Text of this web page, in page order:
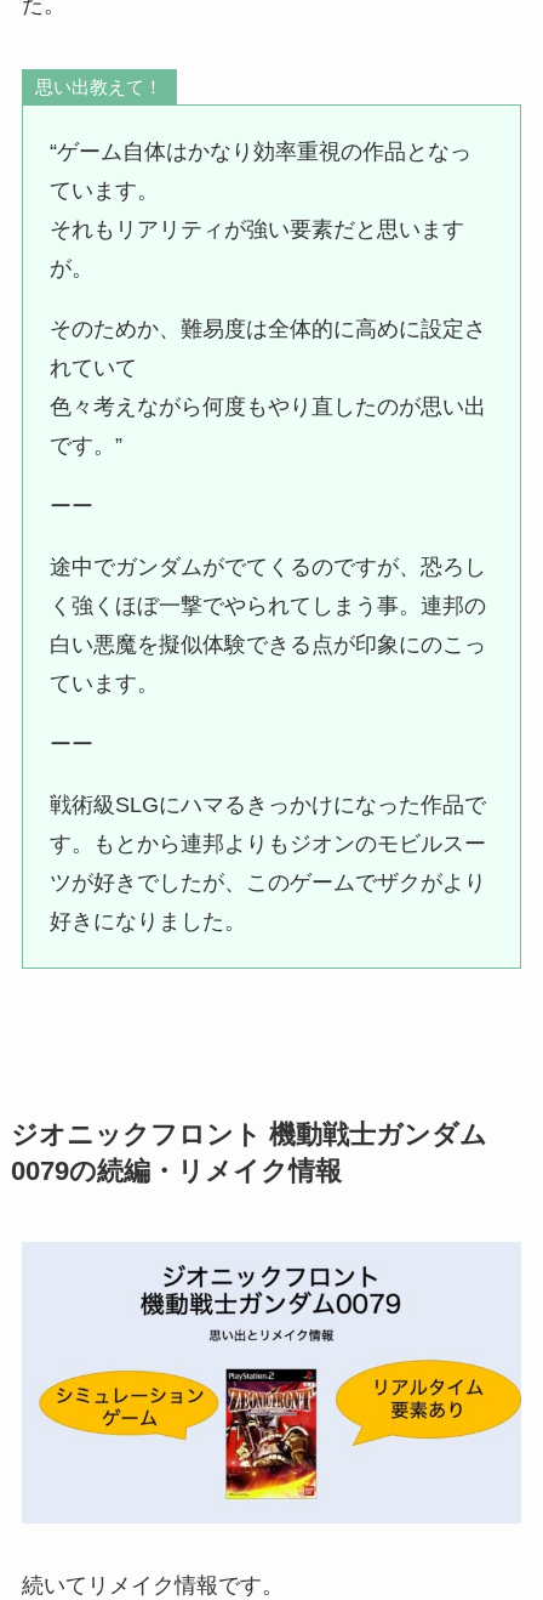
た。
思い出教えて！
“ゲーム自体はかなり効率重視の作品となっ
ています。
それもリアリティが強い要素だと思います
が。
そのためか、難易度は全体的に高めに設定さ
れていて
色々考えながら何度もやり直したのが思い出
です。”
ーー
途中でガンダムがでてくるのですが、恐ろし
く強くほぼ一撃でやられてしまう事。連邦の
白い悪魔を擬似体験できる点が印象にのこっ
ています。
ーー
戦術級SLGにハマるきっかけになった作品で
す。もとから連邦よりもジオンのモビルスー
ツが好きでしたが、このゲームでザクがより
好きになりました。
ジオニックフロント 機動戦士ガンダム
0079の続編・リメイク情報
続いてリメイク情報です。